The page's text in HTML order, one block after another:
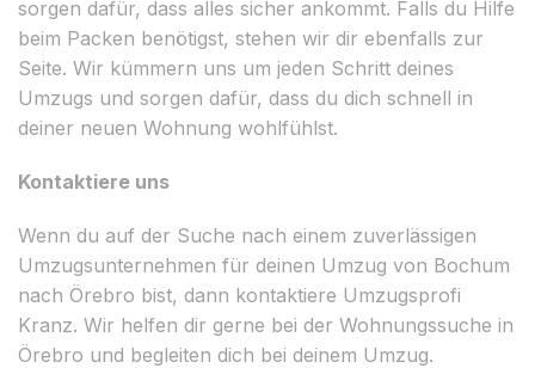
sorgen dafür, dass alles sicher ankommt. Falls du Hilfe
beim Packen benötigst, stehen wir dir ebenfalls zur
Seite. Wir kümmern uns um jeden Schritt deines
Umzugs und sorgen dafür, dass du dich schnell in
deiner neuen Wohnung wohlfühlst.
Kontaktiere uns
Wenn du auf der Suche nach einem zuverlässigen
Umzugsunternehmen für deinen Umzug von Bochum
nach Örebro bist, dann kontaktiere Umzugsprofi
Kranz. Wir helfen dir gerne bei der Wohnungssuche in
Örebro und begleiten dich bei deinem Umzug.